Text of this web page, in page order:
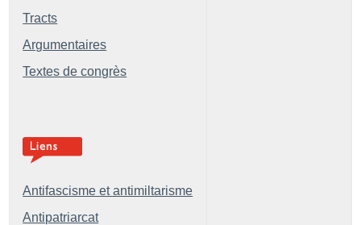
Tracts
Argumentaires
Textes de congrès
Antifascisme et antimiltarisme
Antipatriarcat